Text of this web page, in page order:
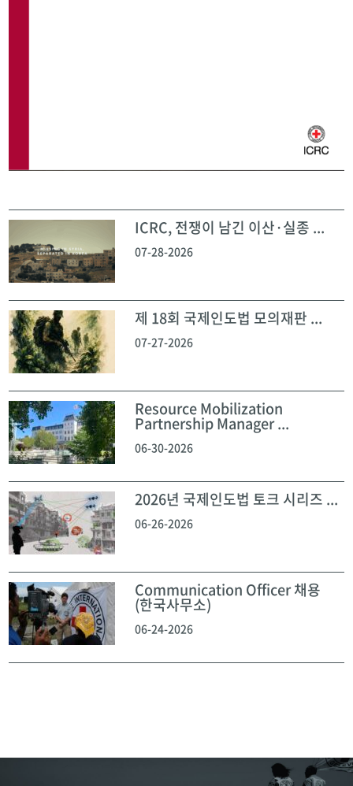
ICRC, 전쟁이 남긴 이산·실종 ...
07-28-2026
제 18회 국제인도법 모의재판 ...
07-27-2026
Resource Mobilization
Partnership Manager ...
06-30-2026
2026년 국제인도법 토크 시리즈 ...
06-26-2026
Communication Officer 채용
(한국사무소)
06-24-2026